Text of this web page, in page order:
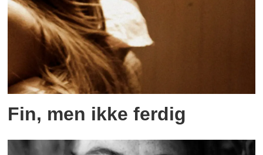
Fin, men ikke ferdig